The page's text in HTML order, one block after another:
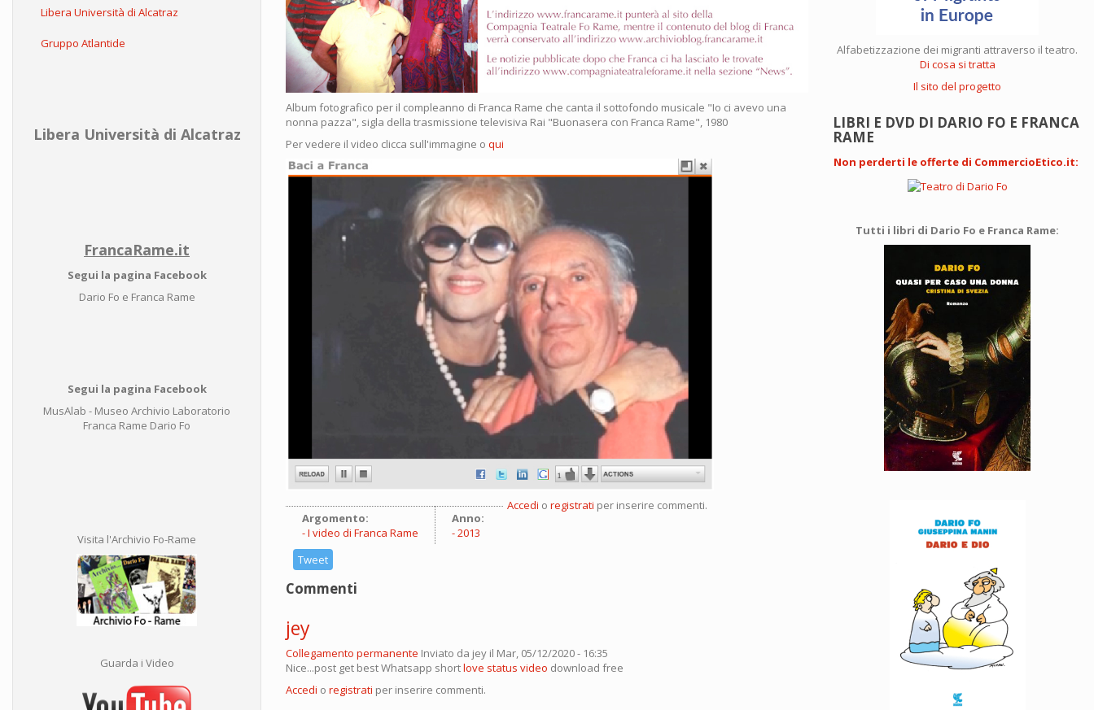
Libera Università di Alcatraz
Gruppo Atlantide
Libera Università di Alcatraz
FrancaRame.it
Segui la pagina Facebook
Dario Fo e Franca Rame
Segui la pagina Facebook
MusAlab - Museo Archivio Laboratorio
Franca Rame Dario Fo
Visita l'Archivio Fo-Rame
Guarda i Video
Album fotografico per il compleanno di Franca Rame che canta il sottofondo musicale "Io ci avevo una
nonna pazza", sigla della trasmissione televisiva Rai "Buonasera con Franca Rame", 1980
Per vedere il video clicca sull'immagine o qui
Argomento:
I video di Franca Rame
Anno:
2013
Accedi o registrati per inserire commenti.
Tweet
Commenti
jey
Collegamento permanente Inviato da jey il Mar, 05/12/2020 - 16:35
Nice...post get best Whatsapp shortlove status video download free
Accedi o registrati per inserire commenti.
Alfabetizzazione dei migranti attraverso il teatro.
Di cosa si tratta
Il sito del progetto
LIBRI E DVD DI DARIO FO E FRANCA
RAME
Non perderti le offerte di CommercioEtico.it:
Tutti i libri di Dario Fo e Franca Rame: